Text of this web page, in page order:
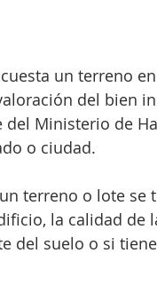
un terreno
del bien
Ministerio de
o ciudad.
terreno o lote se
la calidad de
del suelo o si